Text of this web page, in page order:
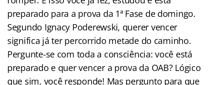
preparado para a prova da 1ª Fase de domingo.
Segundo Ignacy Poderewski, querer vencer
significa já ter percorrido metade do caminho.
Pergunte-se com toda a consciência: você está
preparado e quer vencer a prova da OAB? Lógico
que sim, você responde! Mas pergunto para que